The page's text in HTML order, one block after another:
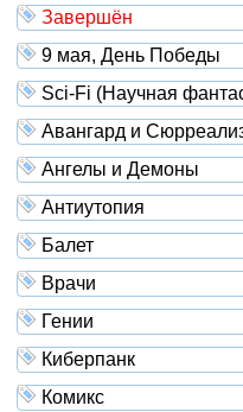
Завершён
9 мая, День Победы
Sci-Fi (Научная
Авангард и
Ангелы и Демоны
Антиутопия
Балет
Врачи
Гении
Киберпанк
Комикс